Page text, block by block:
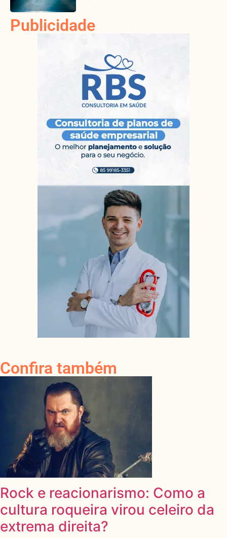
Publicidade
Confira também
Rock e reacionarismo: Como a
cultura roqueira virou celeiro da
extrema direita?